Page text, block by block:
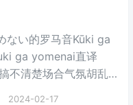
ない的罗马音Kūki ga
ga yomenai直译
不清楚场合气氛胡乱
2024-02-17